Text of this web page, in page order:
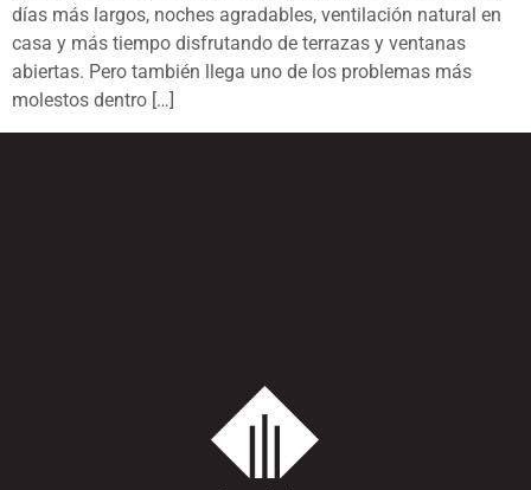
días más largos, noches agradables, ventilación natural en
casa y más tiempo disfrutando de terrazas y ventanas
abiertas. Pero también llega uno de los problemas más
molestos dentro […]